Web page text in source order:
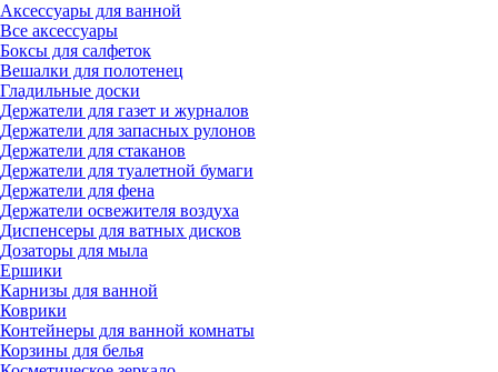
Аксессуары для ванной
Все аксессуары
Боксы для салфеток
Вешалки для полотенец
Гладильные доски
Держатели для газет и журналов
Держатели для запасных рулонов
Держатели для стаканов
Держатели для туалетной бумаги
Держатели для фена
Держатели освежителя воздуха
Диспенсеры для ватных дисков
Дозаторы для мыла
Ершики
Карнизы для ванной
Коврики
Контейнеры для ванной комнаты
Корзины для белья